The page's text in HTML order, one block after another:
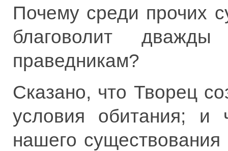
Почему среди прочих
благоволит
праведникам?
Сказано, что Творец
условия обитания; и
нашего существования